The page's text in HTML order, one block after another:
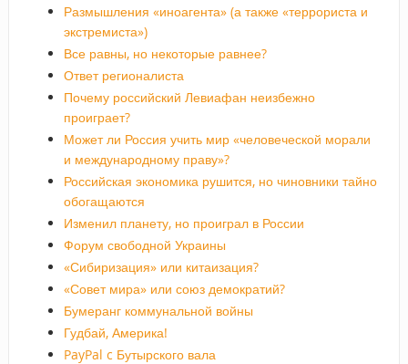
Размышления «иноагента» (а также «террориста и
экстремиста»)
Все равны, но некоторые равнее?
Ответ регионалиста
Почему российский Левиафан неизбежно
проиграет?
Может ли Россия учить мир «человеческой морали
и международному праву»?
Российская экономика рушится, но чиновники тайно
обогащаются
Изменил планету, но проиграл в России
Форум свободной Украины
«Сибиризация» или китаизация?
«Совет мира» или союз демократий?
Бумеранг коммунальной войны
Гудбай, Америка!
PayPal c Бутырского вала